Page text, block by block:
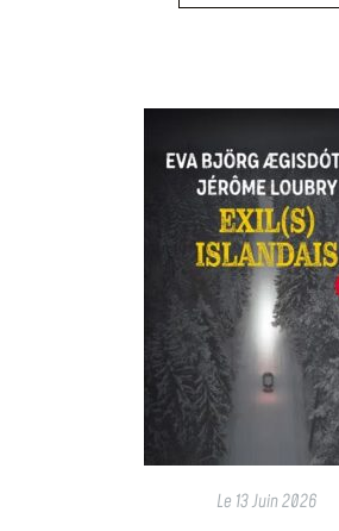
Le 13 Juin 2026